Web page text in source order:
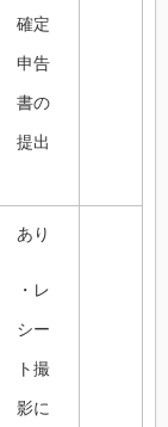
確定
申告
書の
提出
あり
・レ
シー
ト撮
影に